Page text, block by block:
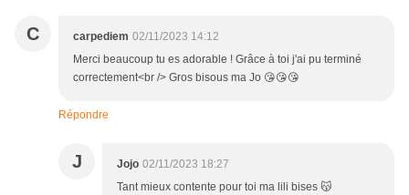
C carpediem 02/11/2023 14:12
Merci beaucoup tu es adorable ! Grâce à toi j'ai pu terminé
correctement<br /> Gros bisous ma Jo 😘😘😘
Répondre
J Jojo 02/11/2023 18:27
Tant mieux contente pour toi ma lili bises 😽